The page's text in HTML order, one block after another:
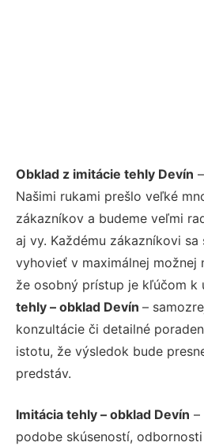
Obklad z imitácie tehly Devín
Našimi rukami prešlo veľké
zákazníkov a budeme veľmi
aj vy. Každému zákazníkovi
vyhovieť v maximálnej možnej
že osobný prístup je kľúčom k
tehly – obklad Devín –
konzultácie či detailné
istotu, že výsledok bude
predstáv.
Imitácia tehly – obklad Devín –
podobe skúseností,